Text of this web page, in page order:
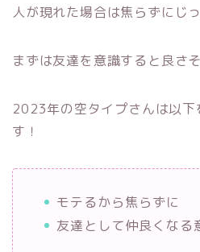
人が現れた場合は焦らずにじっ
まずは友達を意識すると良さそ
2023年の空タイプさんは以
す！
モテるから焦らずに
友達として仲良くなる